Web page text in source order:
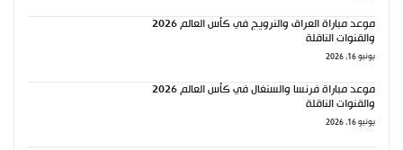
موعد مباراة العراق والنرويج في كأس العالم 2026
والقنوات الناقلة
يونيو 16, 2026
موعد مباراة فرنسا والسنغال في كأس العالم 2026
والقنوات الناقلة
يونيو 16, 2026